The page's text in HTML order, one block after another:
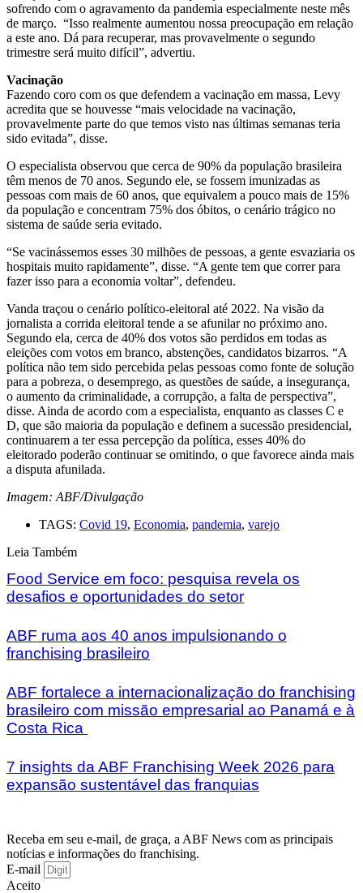
sofrendo com o agravamento da pandemia especialmente neste mês
de março. “Isso realmente aumentou nossa preocupação em relação
a este ano. Dá para recuperar, mas provavelmente o segundo
trimestre será muito difícil”, advertiu.
Vacinação
Fazendo coro com os que defendem a vacinação em massa, Levy
acredita que se houvesse “mais velocidade na vacinação,
provavelmente parte do que temos visto nas últimas semanas teria
sido evitada”, disse.
O especialista observou que cerca de 90% da população brasileira
têm menos de 70 anos. Segundo ele, se fossem imunizadas as
pessoas com mais de 60 anos, que equivalem a pouco mais de 15%
da população e concentram 75% dos óbitos, o cenário trágico no
sistema de saúde seria evitado.
“Se vacinássemos esses 30 milhões de pessoas, a gente esvaziaria os
hospitais muito rapidamente”, disse. “A gente tem que correr para
fazer isso para a economia voltar”, defendeu.
Vanda traçou o cenário político-eleitoral até 2022. Na visão da
jornalista a corrida eleitoral tende a se afunilar no próximo ano.
Segundo ela, cerca de 40% dos votos são perdidos em todas as
eleições com votos em branco, abstenções, candidatos bizarros. “A
política não tem sido percebida pelas pessoas como fonte de solução
para a pobreza, o desemprego, as questões de saúde, a insegurança,
o aumento da criminalidade, a corrupção, a falta de perspectiva”,
disse. Ainda de acordo com a especialista, enquanto as classes C e
D, que são maioria da população e definem a sucessão presidencial,
continuarem a ter essa percepção da política, esses 40% do
eleitorado poderão continuar se omitindo, o que favorece ainda mais
a disputa afunilada.
Imagem: ABF/Divulgação
TAGS: Covid 19, Economia, pandemia, varejo
Leia Também
Food Service em foco: pesquisa revela os
desafios e oportunidades do setor
ABF ruma aos 40 anos impulsionando o
franchising brasileiro
ABF fortalece a internacionalização do franchising
brasileiro com missão empresarial ao Panamá e à
Costa Rica
7 insights da ABF Franchising Week 2026 para
expansão sustentável das franquias
Receba em seu e-mail, de graça, a ABF News com as principais
notícias e informações do franchising.
E-mail
Aceito